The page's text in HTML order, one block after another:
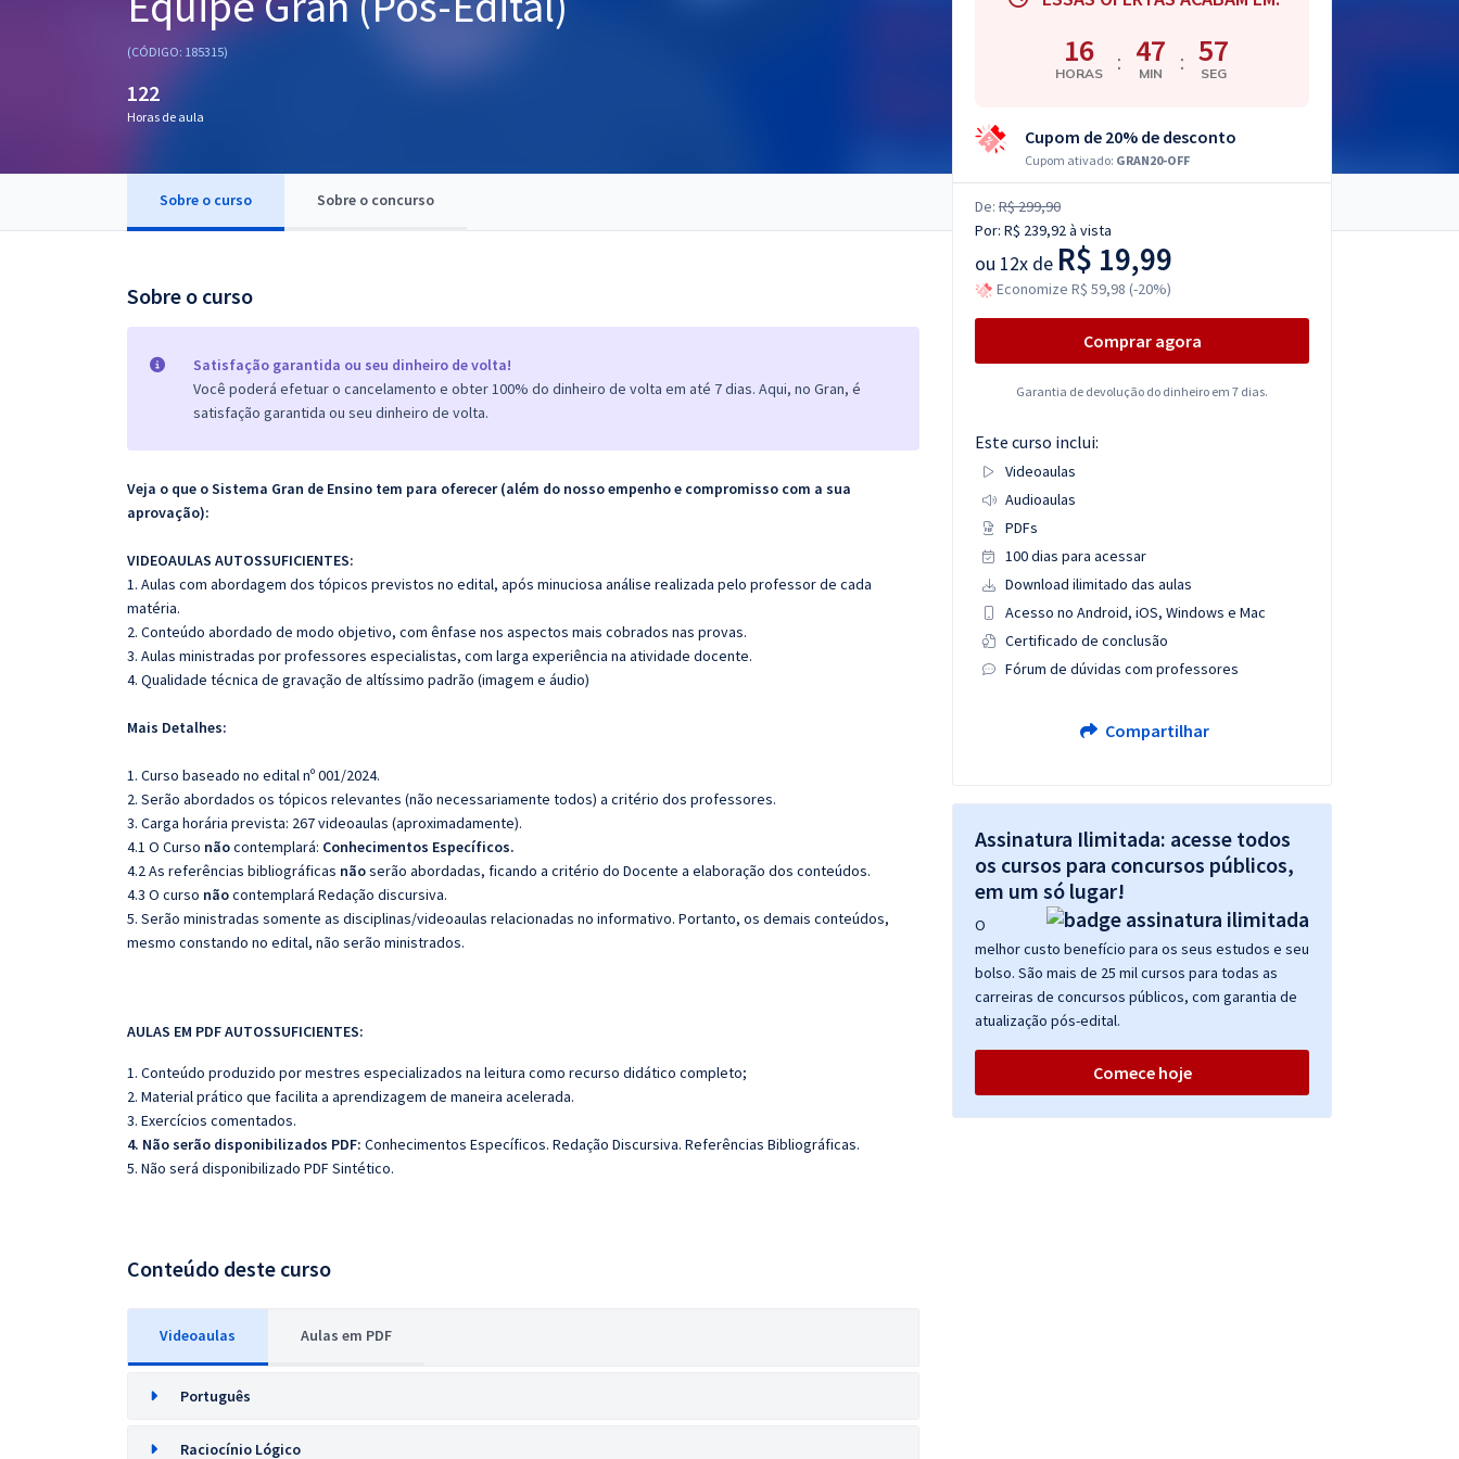
Questões grátis
(CÓDIGO: 185315)
122
Horas de aula
Sobre o curso Sobre o concurso
Sobre o curso
Satisfação garantida ou seu dinheiro de volta!
Você poderá efetuar o cancelamento e obter 100% do dinheiro de volta em até 7 dias. Aqui, no Gran, é
satisfação garantida ou seu dinheiro de volta.
Veja o que o Sistema Gran de Ensino tem para oferecer (além do nosso empenho e compromisso com a sua
aprovação):
VIDEOAULAS AUTOSSUFICIENTES:
1. Aulas com abordagem dos tópicos previstos no edital, após minuciosa análise realizada pelo professor de cada
matéria.
2. Conteúdo abordado de modo objetivo, com ênfase nos aspectos mais cobrados nas provas.
3. Aulas ministradas por professores especialistas, com larga experiência na atividade docente.
4. Qualidade técnica de gravação de altíssimo padrão (imagem e áudio)
Mais Detalhes:
1. Curso baseado no edital nº 001/2024.
2. Serão abordados os tópicos relevantes (não necessariamente todos) a critério dos professores.
3. Carga horária prevista: 267 videoaulas (aproximadamente).
4.1 O Curso nãocontemplará: Conhecimentos Específicos.
4.2 As referências bibliográficas nãoserão abordadas, ficando a critério do Docente a elaboração dos conteúdos.
4.3 O curso nãocontemplará Redação discursiva.
5. Serão ministradas somente as disciplinas/videoaulas relacionadas no informativo. Portanto, os demais conteúdos,
mesmo constando no edital, não serão ministrados.
AULAS EM PDF AUTOSSUFICIENTES:
1. Conteúdo produzido por mestres especializados na leitura como recurso didático completo;
2. Material prático que facilita a aprendizagem de maneira acelerada.
3. Exercícios comentados.
4. Não serão disponibilizados PDF: Conhecimentos Específicos. Redação Discursiva. Referências Bibliográficas.
5. Não será disponibilizado PDF Sintético.
Conteúdo deste curso
Videoaulas Aulas em PDF
Português
Raciocínio Lógico
16
HORAS : 47
MIN : 56
SEG
Cupom de 20% de desconto
Cupom ativado: GRAN20-OFF
De: R$ 299,90
Por: R$ 239,92à vista
ou 12x de R$ 19,99
Economize R$ 59,98 (-20%)
Comprar agora
Garantia de devolução do dinheiro em 7 dias.
Este curso inclui:
Videoaulas
Audioaulas
PDFs
100 dias para acessar
Download ilimitado das aulas
Acesso no Android, iOS, Windows e Mac
Certificado de conclusão
Fórum de dúvidas com professores
Compartilhar
Assinatura Ilimitada: acesse todos
os cursos para concursos públicos,
em um só lugar!
O
melhor custo benefício para os seus estudos e seu
bolso. São mais de 25 mil cursos para todas as
carreiras de concursos públicos, com garantia de
atualização pós-edital.
Comece hoje